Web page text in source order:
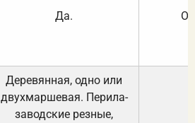
Да.
Деревянная, одно или
двухмаршевая. Перила-
заводские резные,